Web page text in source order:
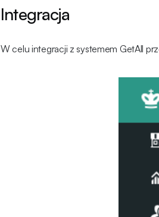
Integracja
W celu integracji z systemem GetAll